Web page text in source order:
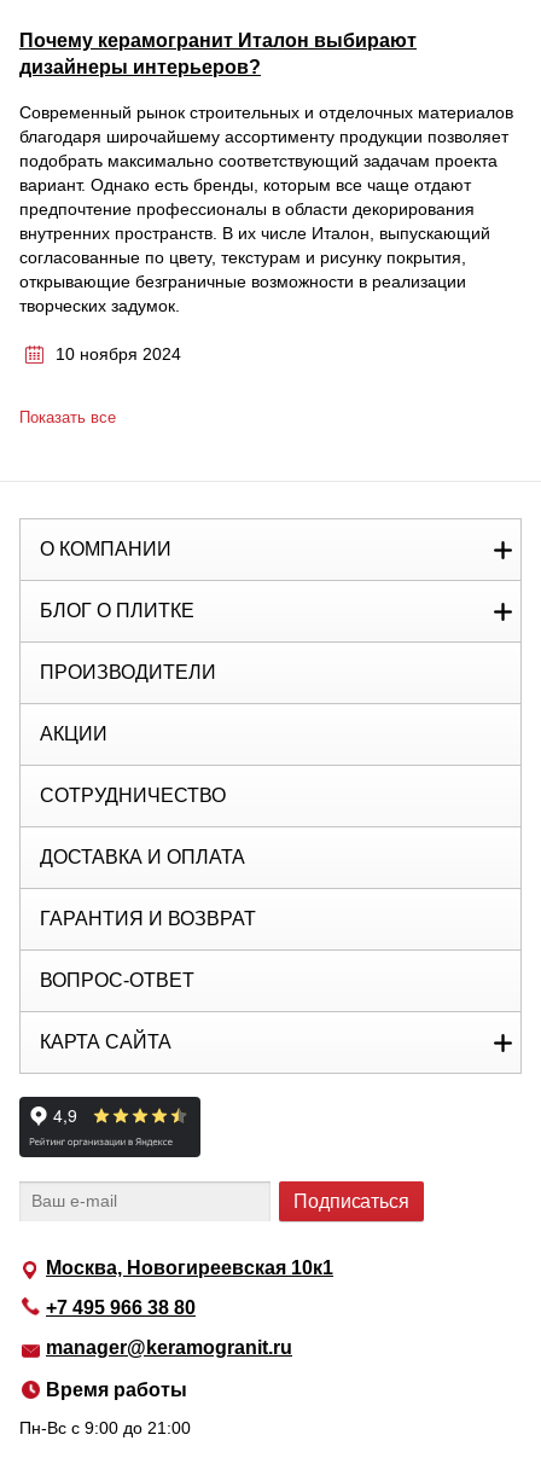
Почему керамогранит Италон выбирают
дизайнеры интерьеров?
Современный рынок строительных и отделочных материалов
благодаря широчайшему ассортименту продукции позволяет
подобрать максимально соответствующий задачам проекта
вариант. Однако есть бренды, которым все чаще отдают
предпочтение профессионалы в области декорирования
внутренних пространств. В их числе Италон, выпускающий
согласованные по цвету, текстурам и рисунку покрытия,
открывающие безграничные возможности в реализации
творческих задумок.
10 ноября 2024
Показать все
Москва, Новогиреевская 10к1
+7 495 966 38 80
manager@keramogranit.ru
Время работы
Пн-Вс c 9:00 до 21:00
О КОМПАНИИ
БЛОГ О ПЛИТКЕ
ПРОИЗВОДИТЕЛИ
АКЦИИ
СОТРУДНИЧЕСТВО
ДОСТАВКА И ОПЛАТА
ГАРАНТИЯ И ВОЗВРАТ
ВОПРОС-ОТВЕТ
КАРТА САЙТА